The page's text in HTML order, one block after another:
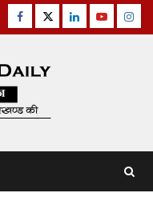
Facebook
TwitterLinkedinYoutube